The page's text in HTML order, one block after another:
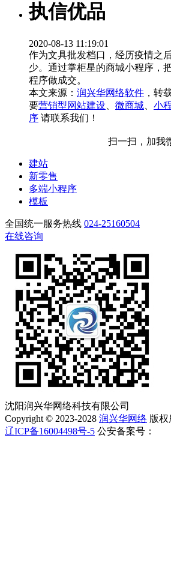
执信优品
2020-08-13 11:19:01
作为文具批发档口，经历疫情之
少。通过掌柜星的商城小程序，
程序做成交。
本文来源： 润兴华网络软件 ，转
要营销型网站建设 微商城 小
序 请联系我们！
扫一扫，加我
建站
新零售
多端小程序
模板
全国统一服务热线 024-25160504
在线咨询
沈阳润兴华网络科技有限公司
Copyright © 2023-2028 润兴华网络 版权
辽ICP备16004498号-5 公安备案号：